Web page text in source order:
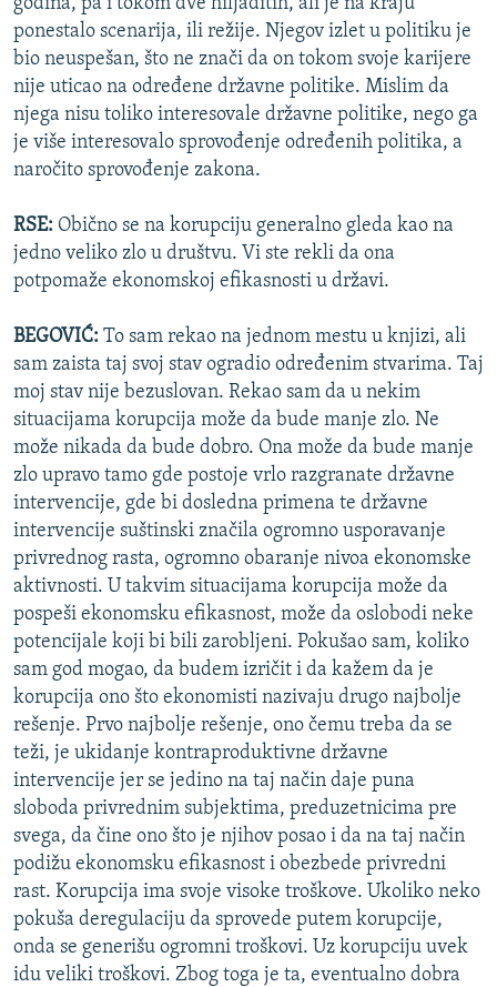
ponestalo scenarija, ili režije. Njegov izlet u politiku je
bio neuspešan, što ne znači da on tokom svoje karijere
nije uticao na određene državne politike. Mislim da
njega nisu toliko interesovale državne politike, nego ga
je više interesovalo sprovođenje određenih politika, a
naročito sprovođenje zakona.
RSE: Obično se na korupciju generalno gleda kao na
jedno veliko zlo u društvu. Vi ste rekli da ona
potpomaže ekonomskoj efikasnosti u državi.
BEGOVIĆ: To sam rekao na jednom mestu u knjizi, ali
sam zaista taj svoj stav ogradio određenim stvarima. Taj
moj stav nije bezuslovan. Rekao sam da u nekim
situacijama korupcija može da bude manje zlo. Ne
može nikada da bude dobro. Ona može da bude manje
zlo upravo tamo gde postoje vrlo razgranate državne
intervencije, gde bi dosledna primena te državne
intervencije suštinski značila ogromno usporavanje
privrednog rasta, ogromno obaranje nivoa ekonomske
aktivnosti. U takvim situacijama korupcija može da
pospeši ekonomsku efikasnost, može da oslobodi neke
potencijale koji bi bili zarobljeni. Pokušao sam, koliko
sam god mogao, da budem izričit i da kažem da je
korupcija ono što ekonomisti nazivaju drugo najbolje
rešenje. Prvo najbolje rešenje, ono čemu treba da se
teži, je ukidanje kontraproduktivne državne
intervencije jer se jedino na taj način daje puna
sloboda privrednim subjektima, preduzetnicima pre
svega, da čine ono što je njihov posao i da na taj način
podižu ekonomsku efikasnost i obezbede privredni
rast. Korupcija ima svoje visoke troškove. Ukoliko neko
pokuša deregulaciju da sprovede putem korupcije,
onda se generišu ogromni troškovi. Uz korupciju uvek
idu veliki troškovi. Zbog toga je ta, eventualno dobra